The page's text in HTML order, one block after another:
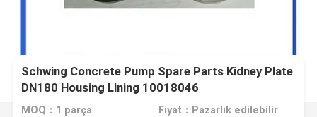
Schwing Concrete Pump Spare Parts Kidney Plate
DN180 Housing Lining 10018046
MOQ：1 parça Fiyat：Pazarlık edilebilir